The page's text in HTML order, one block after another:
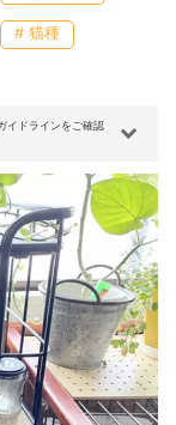
# 猫種
イドラインをご確認